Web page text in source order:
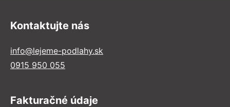
Kontaktujte nás
info@lejeme-podlahy.sk
0915 950 055
Fakturačné údaje